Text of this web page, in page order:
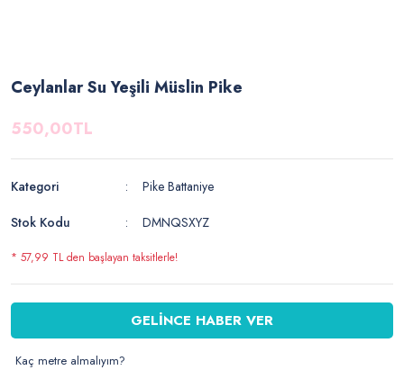
Ceylanlar Su Yeşili Müslin Pike
550,00TL
Kategori
Pike Battaniye
Stok Kodu
DMNQSXYZ
* 57,99 TL den başlayan taksitlerle!
GELİNCE HABER VER
Kaç metre almalıyım?